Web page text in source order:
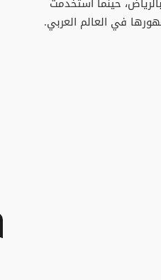
في العالم العربي.